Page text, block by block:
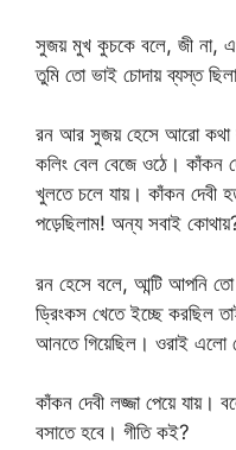
সুজয় মুখ কুচকে বলে, জী না,
তুমি তো ভাই চোদায় ব্যস্ত
রন আর সুজয় হেসে আরো কথা
কলিং বেল বেজে ওঠে। কাঁকন
খুলতে চলে যায়। কাঁকন দেবী
পড়েছিলাম! অন্য সবাই
রন হেসে বলে, আন্টি আপনি তো
ড্রিংকস খেতে ইচ্ছে করছিল
আনতে গিয়েছিল। ওরাই এলো
কাঁকন দেবী লজ্জা পেয়ে যায়।
বসাতে হবে। গীতি কই?